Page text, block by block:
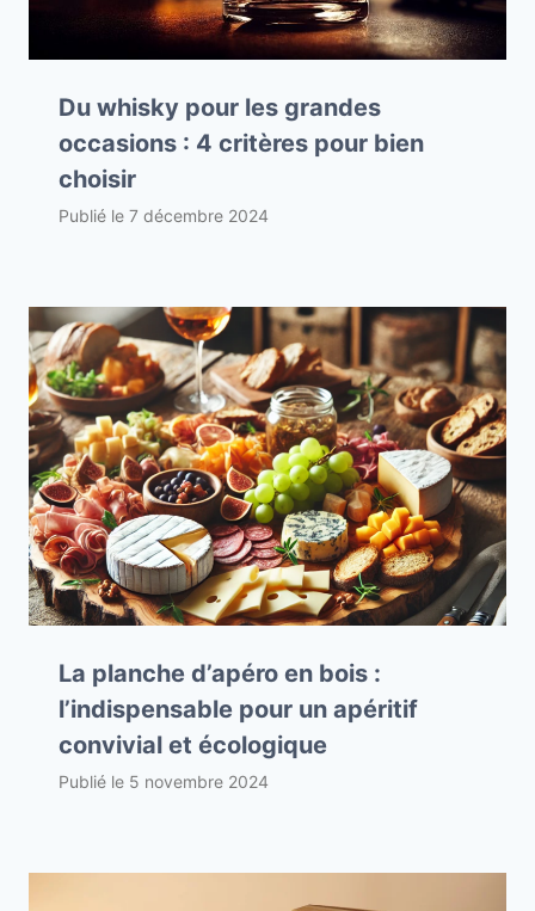
Du whisky pour les grandes
occasions : 4 critères pour bien
choisir
Publié le 7 décembre 2024
La planche d’apéro en bois :
l’indispensable pour un apéritif
convivial et écologique
Publié le 5 novembre 2024